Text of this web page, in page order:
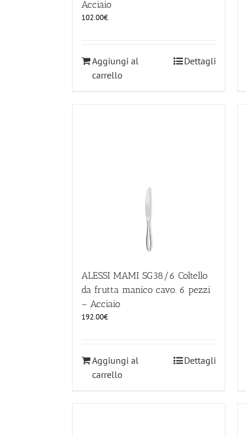
Acciaio
102.00€
Aggiungi al
carrello
Dettagli
ALESSI MAMI SG38/6 Coltello
da frutta manico cavo. 6 pezzi
– Acciaio
192.00€
Aggiungi al
carrello
Dettagli